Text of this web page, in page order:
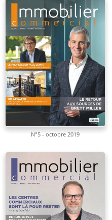
N°5 - octobre 2019